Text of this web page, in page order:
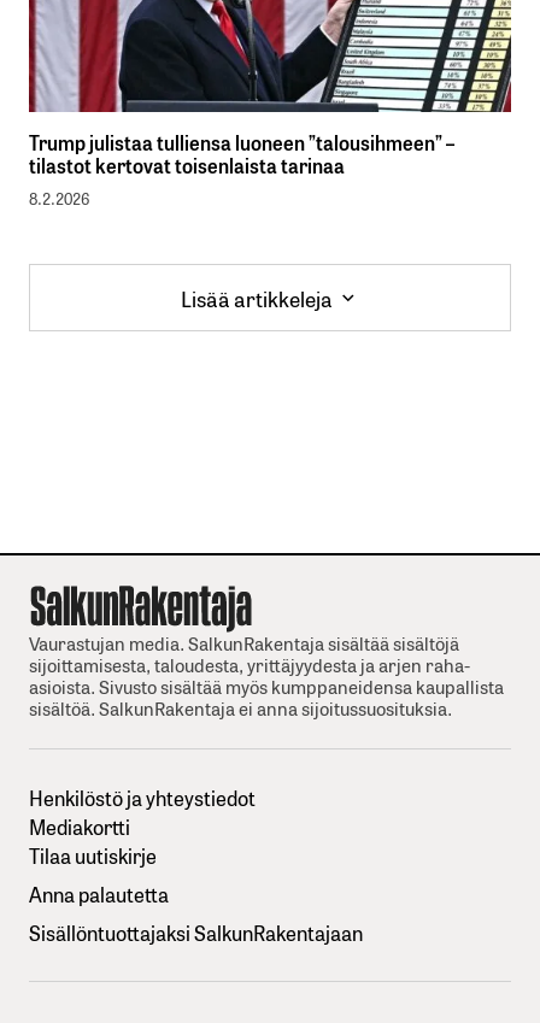
Trump julistaa tulliensa luoneen ”talousihmeen” –
tilastot kertovat toisenlaista tarinaa
8.2.2026
Lisää artikkeleja
Lisää artikkeleja
Vaurastujan media. SalkunRakentaja sisältää sisältöjä
sijoittamisesta, taloudesta, yrittäjyydesta ja arjen raha-
asioista. Sivusto sisältää myös kumppaneidensa kaupallista
sisältöä. SalkunRakentaja ei anna sijoitussuosituksia.
Henkilöstö ja yhteystiedot
Mediakortti
Tilaa uutiskirje
Anna palautetta
Sisällöntuottajaksi SalkunRakentajaan